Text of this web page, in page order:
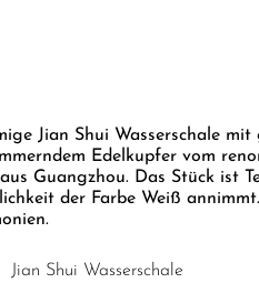
Jian Shui Wasserschale
Edelkupfer vom
Guangzhou. Das Stück ist
der Farbe Weiß
Jian Shui Wasserschale